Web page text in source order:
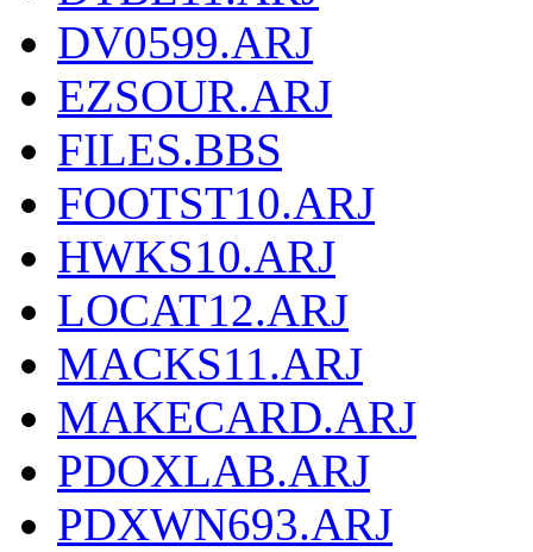
DV0599.ARJ
EZSOUR.ARJ
FILES.BBS
FOOTST10.ARJ
HWKS10.ARJ
LOCAT12.ARJ
MACKS11.ARJ
MAKECARD.ARJ
PDOXLAB.ARJ
PDXWN693.ARJ